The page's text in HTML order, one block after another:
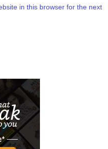
in this browser for the next